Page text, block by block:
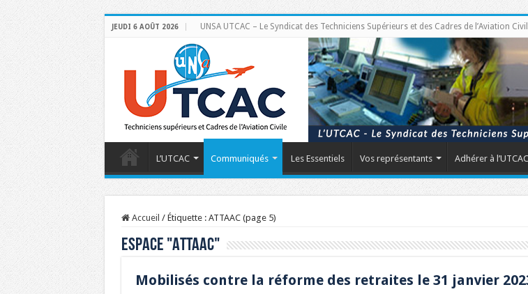
JEUDI 6 AOÛT 2026 UNSA UTCAC – Le Syndicat des Techniciens Supérieurs et des Cadres de l’Aviation
L’UTCAC Communiqués Les Essentiels Vos représentants Adhérer à l’UTCAC
Accueil / Étiquette : ATTAAC(page 5)
Espace "ATTAAC"
Mobilisés contre la réforme des retraites le 31 janvier